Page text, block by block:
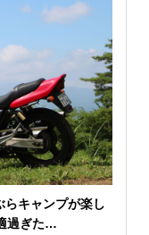
らキャンプが楽し
過ぎた…